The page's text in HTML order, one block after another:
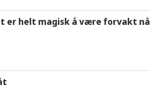
er helt magisk å være forvakt nå